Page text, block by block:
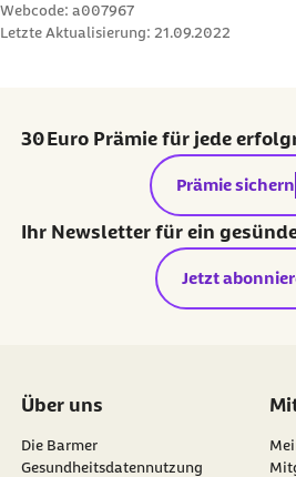
Webcode: a007967
Letzte Aktualisierung: 21.09.2022
30 Euro Prämie für jede
externer Link:
Prämie sichern
Ihr Newsletter für ein
Jetzt
Über uns
Die Barmer
Gesundheitsdatennutzung